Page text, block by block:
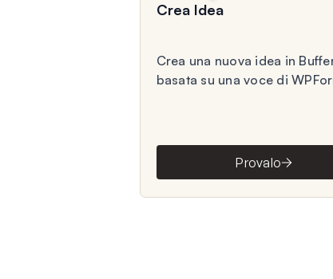
Crea Idea
Crea una nuova idea in
basata su una voce di
Provalo